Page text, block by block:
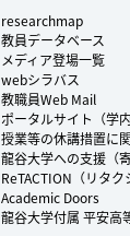
researchmap
教員データベース
メディア登場一覧
webシラバス
教職員Web Mail
ポータルサイト（学
授業等の休講措置に
龍谷大学への支援（
ReTACTION（リタク
Academic Doors
龍谷大学付属 平安高